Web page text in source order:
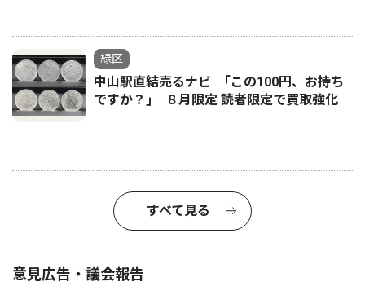
緑区
中山駅直結売るナビ ｢この100円、お持ち
ですか？｣ ８月限定 読者限定で買取強化
すべて見る
意見広告・議会報告